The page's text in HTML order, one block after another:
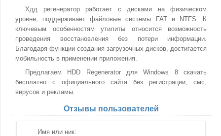
Хдд регенератор работает с дисками на физическом
уровне, поддерживает файловые системы FAT и NTFS. К
ключевым особенностям утилиты относится возможность
проведения восстановления без потери информации.
Благодаря функции создания загрузочных дисков, достигается
мобильность в применении приложения.
Предлагаем HDD Regenerator для Windows 8 скачать
бесплатно с официального сайта без регистрации, смс,
вирусов и рекламы.
Отзывы пользователей
Имя или ник: